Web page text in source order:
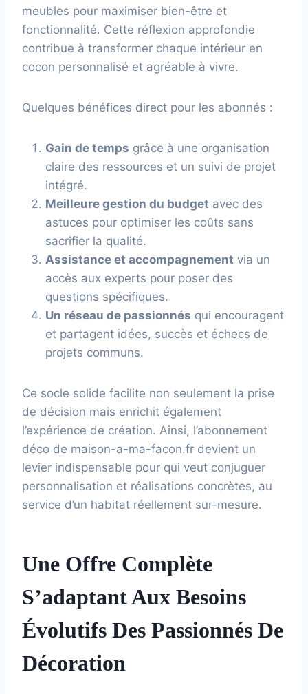
meubles pour maximiser bien-être et
fonctionnalité. Cette réflexion approfondie
contribue à transformer chaque intérieur en
cocon personnalisé et agréable à vivre.
Quelques bénéfices direct pour les abonnés :
Gain de temps grâce à une organisation
claire des ressources et un suivi de projet
intégré.
Meilleure gestion du budget avec des
astuces pour optimiser les coûts sans
sacrifier la qualité.
Assistance et accompagnement via un
accès aux experts pour poser des
questions spécifiques.
Un réseau de passionnés qui encouragent
et partagent idées, succès et échecs de
projets communs.
Ce socle solide facilite non seulement la prise
de décision mais enrichit également
l’expérience de création. Ainsi, l’abonnement
déco de maison-a-ma-facon.fr devient un
levier indispensable pour qui veut conjuguer
personnalisation et réalisations concrètes, au
service d’un habitat réellement sur-mesure.
Une Offre Complète
S’adaptant Aux Besoins
Évolutifs Des Passionnés De
Décoration